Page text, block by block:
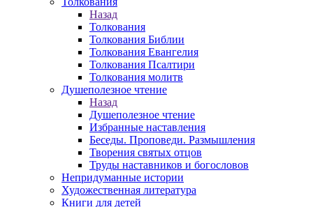
Назад
Толкования
Толкования Библии
Толкования Евангелия
Толкования Псалтири
Толкования молитв
Душеполезное чтение
Назад
Душеполезное чтение
Избранные наставления
Беседы. Проповеди. Размышления
Творения святых отцов
Труды наставников и богословов
Непридуманные истории
Художественная литература
Книги для детей